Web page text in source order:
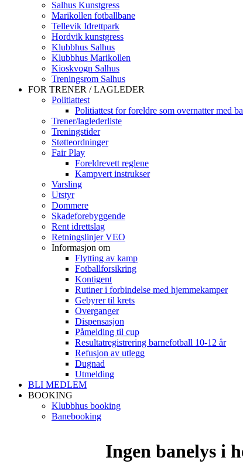
Salhus Kunstgress
Marikollen fotballbane
Tellevik Idrettpark
Hordvik kunstgress
Klubbhus Salhus
Klubbhus Marikollen
Kioskvogn Salhus
Treningsrom Salhus
FOR TRENER / LAGLEDER
Politiattest
Politiattest for foreldre som overnatter med
Trener/laglederliste
Treningstider
Støtteordninger
Fair Play
Foreldrevett reglene
Kampvert instrukser
Varsling
Utstyr
Dommere
Skadeforebyggende
Rent idrettslag
Retningslinjer VEO
Informasjon om
Flytting av kamp
Fotballforsikring
Kontigent
Rutiner i forbindelse med hjemmekamper
Gebyrer til krets
Overganger
Dispensasjon
Påmelding til cup
Resultatregistrering barnefotball 10-12 år
Refusjon av utlegg
Dugnad
Utmelding
BLI MEDLEM
BOOKING
Klubbhus booking
Banebooking
Ingen banelys i